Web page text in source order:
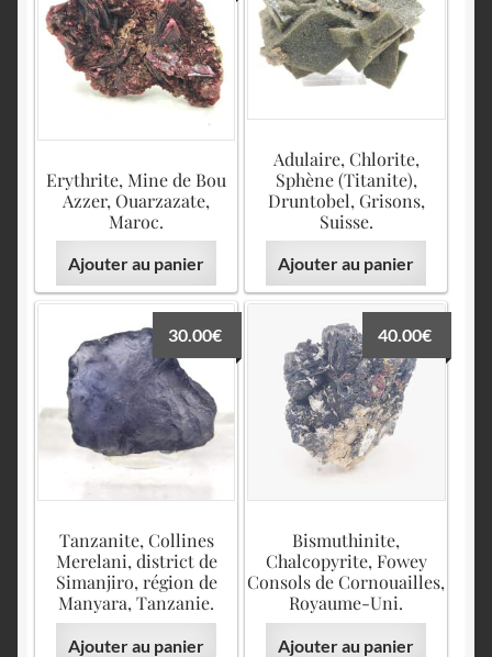
Adulaire, Chlorite,
Sphène (Titanite),
Druntobel, Grisons,
Suisse.
Ajouter au panier
Erythrite, Mine de Bou
Azzer, Ouarzazate,
Maroc.
Ajouter au panier
Tanzanite, Collines
Merelani, district de
Simanjiro, région de
Manyara, Tanzanie.
30.00€
Ajouter au panier
Bismuthinite,
Chalcopyrite, Fowey
Consols de Cornouailles,
Royaume-Uni.
40.00€
Ajouter au panier